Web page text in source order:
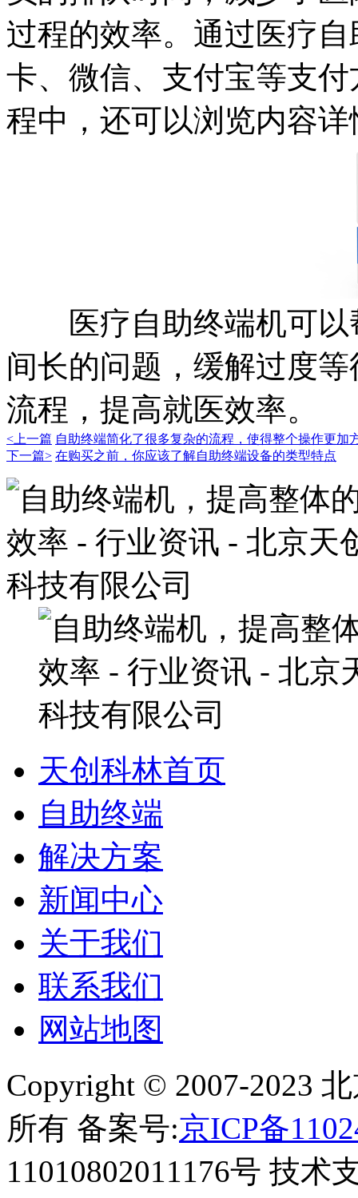
过程的效率。通过医疗
卡、微信、支付宝等支
程中，还可以浏览内容
医疗自助终端机可以
间长的问题，缓解过度
流程，提高就医效率。
<上一篇 自助终端简化了很多复杂的流程，使得整个操作更加
下一篇> 在购买之前，你应该了解自助终端设备的类型特点
天创科林首页
自助终端
解决方案
新闻中心
关于我们
联系我们
网站地图
Copyright © 2007-2023
所有 备案号:京ICP备
11010802011176号 技术